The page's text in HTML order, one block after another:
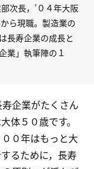
次長，’０４年大阪
ら現職。製造業の
長寿企業の成長と
業」執筆陣の１
企業がたくさん
体５０歳です。
０年はもっと大
るために，長寿